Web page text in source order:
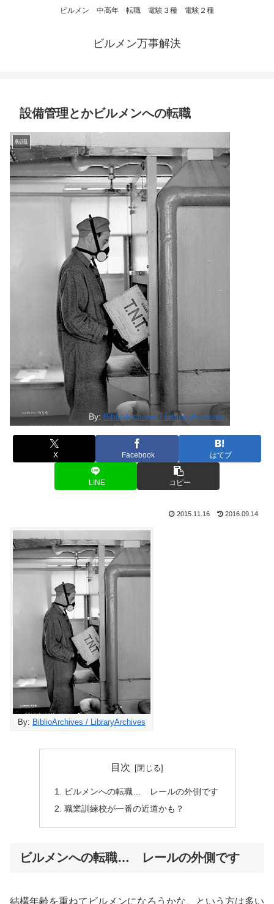
ビルメン 中高年 転職 電験３種 電験２種
ビルメン万事解決
設備管理とかビルメンへの転職
転職
By: BiblioArchives / LibraryArchives
X Facebook はてブ
LINE コピー
2015.11.16 2016.09.14
By: BiblioArchives / LibraryArchives
目次
ビルメンへの転職… レールの外側です
職業訓練校が一番の近道かも？
ビルメンへの転職… レールの外側です
結構年齢を重ねてビルメンになろうかな、という方は多い